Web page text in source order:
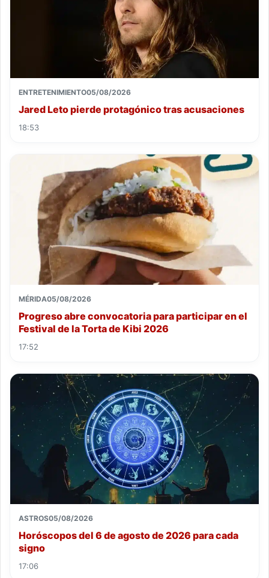
ENTRETENIMIENTO05/08/2026
Jared Leto pierde protagónico tras acusaciones
18:53
MÉRIDA05/08/2026
Progreso abre convocatoria para participar en el
Festival de la Torta de Kibi 2026
17:52
ASTROS05/08/2026
Horóscopos del 6 de agosto de 2026 para cada
signo
17:06